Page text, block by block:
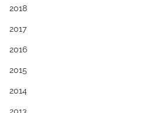
2018
2017
2016
2015
2014